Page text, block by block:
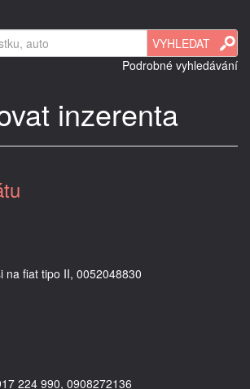
Podrobné vyhledávání
inzerenta
na fiat tipo II, 0052048830
224 990, 0908272136